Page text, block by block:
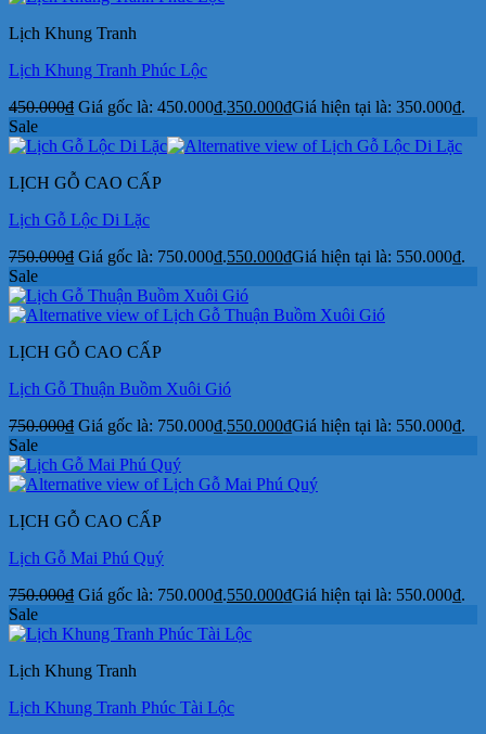
Lịch Khung Tranh
Lịch Khung Tranh Phúc Lộc
450.000₫ Giá gốc là: 450.000₫.350.000₫Giá hiện tại là: 350.000₫.
Sale
LỊCH GỖ CAO CẤP
Lịch Gỗ Lộc Di Lặc
750.000₫ Giá gốc là: 750.000₫.550.000₫Giá hiện tại là: 550.000₫.
Sale
LỊCH GỖ CAO CẤP
Lịch Gỗ Thuận Buồm Xuôi Gió
750.000₫ Giá gốc là: 750.000₫.550.000₫Giá hiện tại là: 550.000₫.
Sale
LỊCH GỖ CAO CẤP
Lịch Gỗ Mai Phú Quý
750.000₫ Giá gốc là: 750.000₫.550.000₫Giá hiện tại là: 550.000₫.
Sale
Lịch Khung Tranh
Lịch Khung Tranh Phúc Tài Lộc